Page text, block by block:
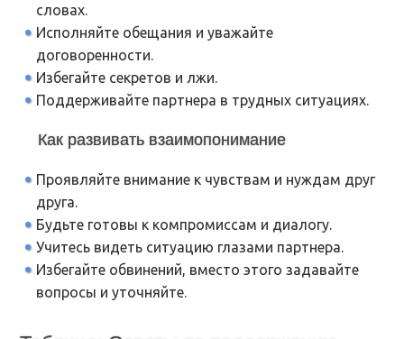
словах.
Исполняйте обещания и уважайте
договоренности.
Избегайте секретов и лжи.
Поддерживайте партнера в трудных ситуациях.
Как развивать взаимопонимание
Проявляйте внимание к чувствам и нуждам друг
друга.
Будьте готовы к компромиссам и диалогу.
Учитесь видеть ситуацию глазами партнера.
Избегайте обвинений, вместо этого задавайте
вопросы и уточняйте.